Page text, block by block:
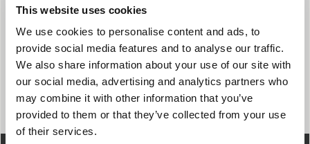
This website uses cookies
We use cookies to personalise content and ads, to
provide social media features and to analyse our traffic.
We also share information about your use of our site with
our social media, advertising and analytics partners who
may combine it with other information that you’ve
provided to them or that they’ve collected from your use
of their services.
τη συγκατάθεσή μου αφού διαβάσω τις συγκεκριμένες
ΕΓΓΡΑΦΕΊΤΕ